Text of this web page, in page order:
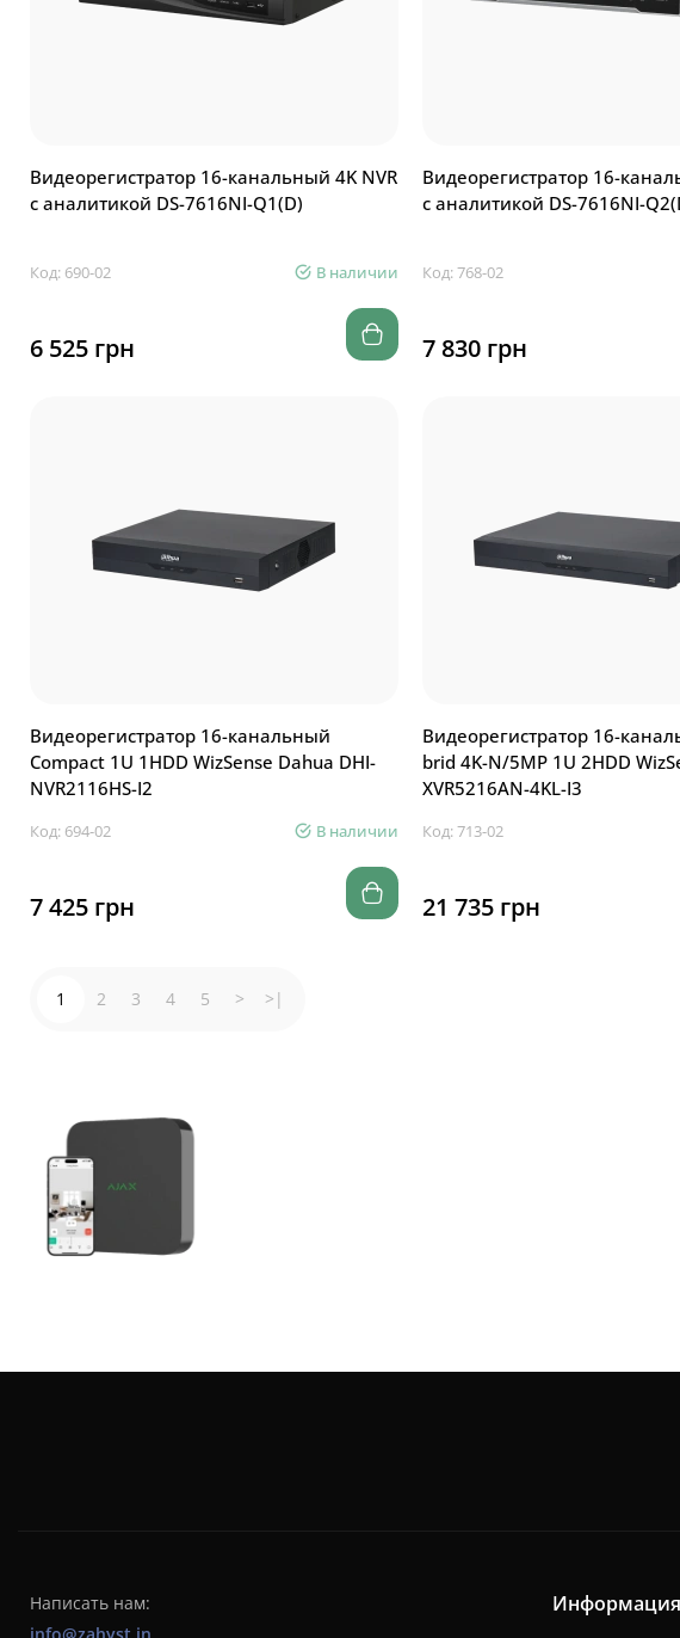
Видеорегистратор 16-канальный 4K NVR
с аналитикой DS-7616NI-Q1(D)
Код: 690-02 В наличии
6 525 грн
Видеорегистратор 16-
с аналитикой DS-7616NI-
Код: 768-02
7 830 грн
Видеорегистратор 16-канальный
Compact 1U 1HDD WizSense Dahua DHI-
NVR2116HS-I2
Код: 694-02 В наличии
7 425 грн
Видеорегистратор 16-
brid 4K-N/5MP 1U 2HDD
XVR5216AN-4KL-I3
Код: 713-02
21 735 грн
1 2 3 4 5 > >|
Написать нам:
Информация